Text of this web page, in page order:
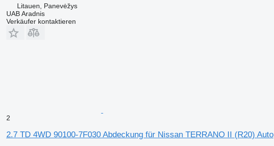
Litauen, Panevėžys
UAB Aradnis
Verkäufer kontaktieren
2
2.7 TD 4WD 90100-7F030 Abdeckung für Nissan TERRANO II (R20) Auto